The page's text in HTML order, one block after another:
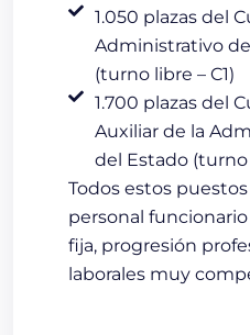
1.050 plazas del
Administrativo
(turno libre – C1)
1.700 plazas del
Auxiliar de la
del Estado (turno
Todos estos
personal
fija, progresión
laborales muy